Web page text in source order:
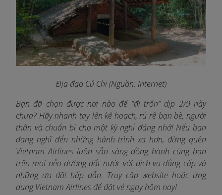
Địa đạo Củ Chi (Nguồn: Internet)
Bạn đã chọn được nơi nào để “đi trốn” dịp 2/9 này
chưa? Hãy nhanh tay lên kế hoạch, rủ rê bạn bè, người
thân và chuẩn bị cho một kỳ nghỉ đáng nhớ! Nếu bạn
đang nghĩ đến những hành trình xa hơn, đừng quên
Vietnam Airlines luôn sẵn sàng đồng hành cùng bạn
trên mọi nẻo đường đất nước với dịch vụ đẳng cấp và
những ưu đãi hấp dẫn. Truy cập website hoặc ứng
dụng Vietnam Airlines để đặt vé ngay hôm nay!